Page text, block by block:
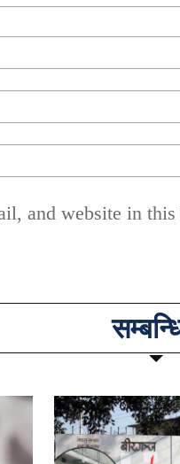
and website in